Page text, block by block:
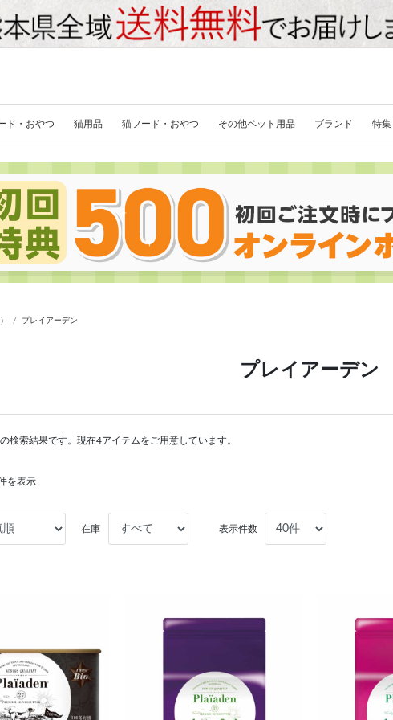
ド・おやつ 猫用品 猫フード・おやつ その他ペット用品 ブランド 特集
プレイアーデン
プレイアーデン
検索結果です。現在4アイテムをご用意しています。
を表示
在庫 表示件数